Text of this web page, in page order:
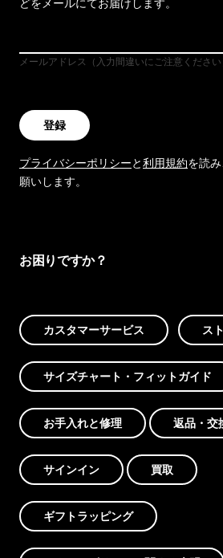
メールアドレス（入力間違いにご注意ください
登録
プライバシーポリシーと利用規約を読
願いします。
お困りですか？
カスタマーサービス ス
サイズチャート・フィットガイド
お手入れと修理 返品・交
サインイン 買取
ギフトラッピング